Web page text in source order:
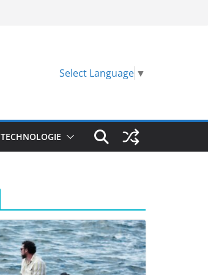
Select Language ▼
TECHNOLOGIE